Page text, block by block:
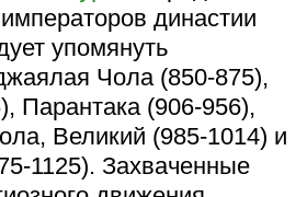
династии
упомянуть
Чола (850-875),
Парантака (906-956),
Великий (985-1014) и
1125). Захваченные